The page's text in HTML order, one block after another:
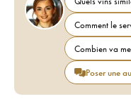
Comment le
Combien va
Poser une